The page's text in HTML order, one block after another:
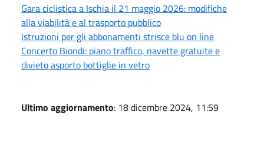
Gara ciclistica a Ischia il 21 maggio 2026: modifiche
alla viabilità e al trasporto pubblico
Istruzioni per gli abbonamenti strisce blu on line
Concerto Biondi: piano traffico, navette gratuite e
divieto asporto bottiglie in vetro
Ultimo aggiornamento: 18 dicembre 2024, 11:59